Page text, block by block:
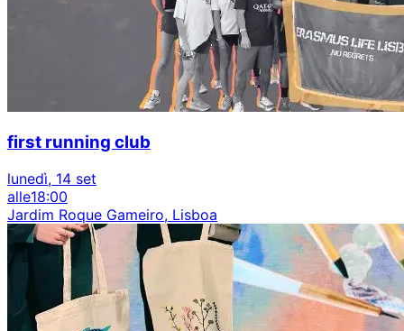
first running club
lunedì, 14 set
alle18:00
Jardim Roque Gameiro, Lisboa